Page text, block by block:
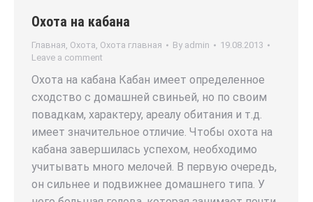
Охота на кабана
Главная, Охота, Охота главная By admin
19.08.2013
Leave a comment
Охота на кабана Кабан имеет определенное
сходство с домашней свиньей, но по своим
повадкам, характеру, ареалу обитания и т.д.
имеет значительное отличие. Чтобы охота на
кабана завершилась успехом, необходимо
учитывать много мелочей. В первую очередь,
он сильнее и подвижнее домашнего типа. У